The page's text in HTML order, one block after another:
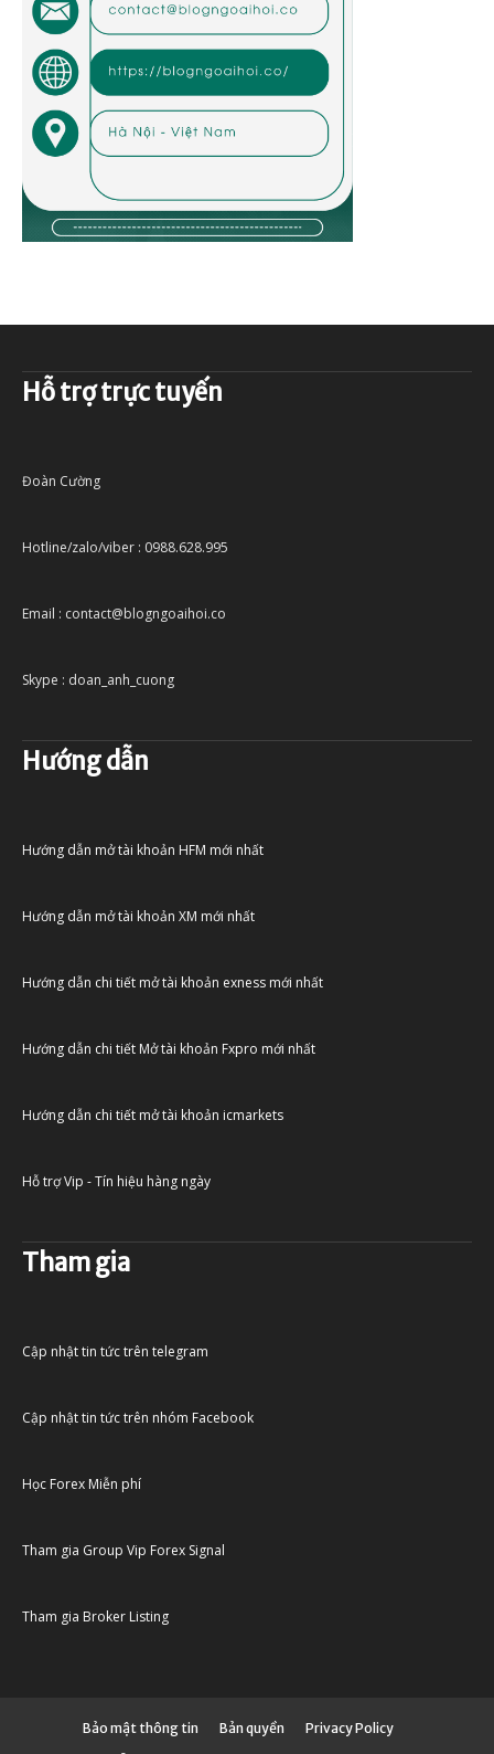
Hỗ trợ trực tuyến
Đoàn Cường
Hotline/zalo/viber : 0988.628.995
Email : contact@blogngoaihoi.co
Skype : doan_anh_cuong
Hướng dẫn
Hướng dẫn mở tài khoản HFM mới nhất
Hướng dẫn mở tài khoản XM mới nhất
Hướng dẫn chi tiết mở tài khoản exness mới nhất
Hướng dẫn chi tiết Mở tài khoản Fxpro mới nhất
Hướng dẫn chi tiết mở tài khoản icmarkets
Hỗ trợ Vip - Tín hiệu hàng ngày
Tham gia
Cập nhật tin tức trên telegram
Cập nhật tin tức trên nhóm Facebook
Học Forex Miễn phí
Tham gia Group Vip Forex Signal
Tham gia Broker Listing
Bảo mật thông tin Bản quyền
Privacy Policy